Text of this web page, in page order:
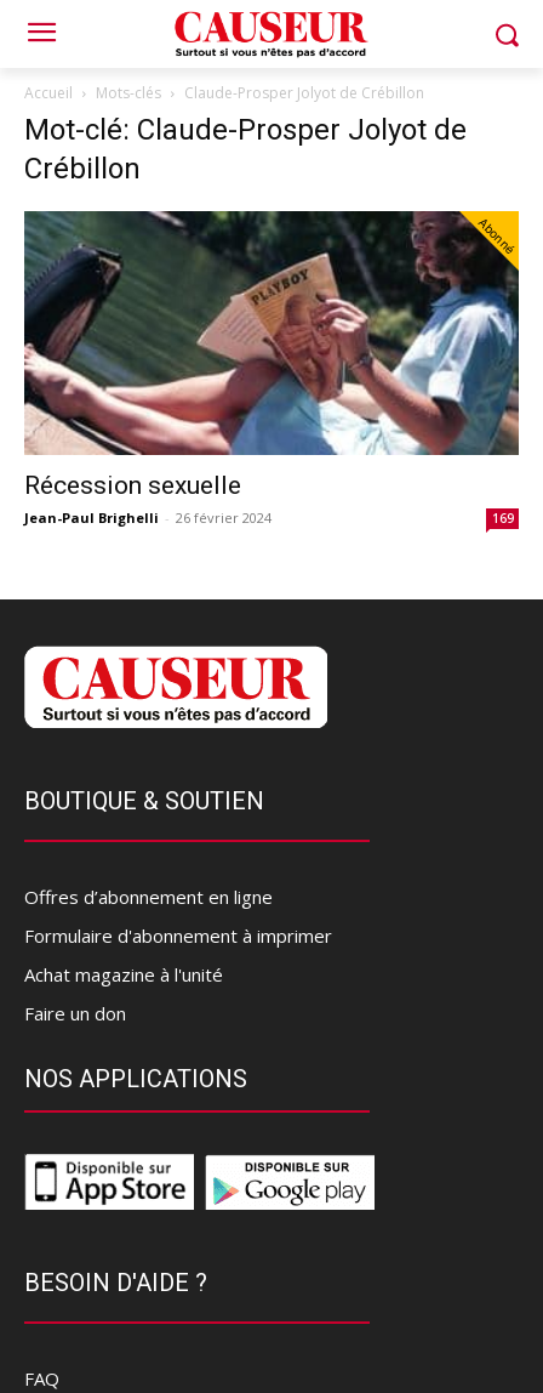
Accueil Mots-clés Claude-Prosper Jolyot de Crébillon
Mot-clé: Claude-Prosper Jolyot de
Crébillon
Abonné
Récession sexuelle
Jean-Paul Brighelli - 26 février 2024 169
BOUTIQUE & SOUTIEN
Offres d’abonnement en ligne
Formulaire d'abonnement à imprimer
Achat magazine à l'unité
Faire un don
NOS APPLICATIONS
BESOIN D'AIDE ?
FAQ